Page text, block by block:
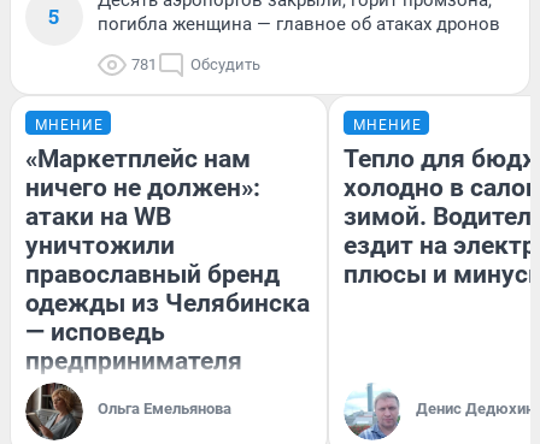
5
погибла женщина — главное об атаках дронов
781 Обсудить
МНЕНИЕ
«Маркетплейс нам
ничего не должен»:
атаки на WB
уничтожили
православный бренд
одежды из Челябинска
— исповедь
предпринимателя
Ольга Емельянова
МНЕНИЕ
Тепло для
холодно в
зимой.
ездит на
плюсы и
Денис Дедюхин